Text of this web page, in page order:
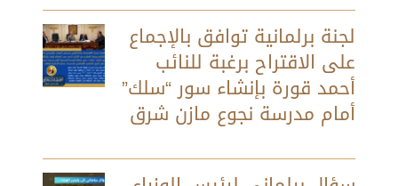
لجنة برلمانية توافق بالإجماع
على الاقتراح برغبة للنائب
أحمد قورة بإنشاء سور “سلك”
أمام مدرسة نجوع مازن شرق